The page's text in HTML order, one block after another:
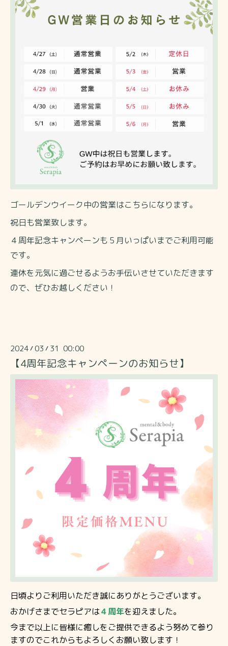
ゴールデンウイーク中の営業はこちらになります。
祝日も営業致します。
４周年記念キャンペーンも５月いっぱいまでご利用可能
です。
連休を元気に過ごせるようお手伝いさせていただきます
ので、ぜひお越しください！
2024/03 / 31 00:00
【4周年記念キャンペーンのお知らせ】
日頃よりご利用いただき誠にありがとうございます。
おかげさまでセラピアは４周年を迎えました。
今まで以上に皆様に癒しをご提供できるよう努めて参り
ますのでこれからもよろしくお願い致します！